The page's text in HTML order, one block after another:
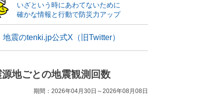
いざという時にあわてないために
確かな情報と行動で防災力アップ
地震のtenki.jp公式X（旧Twitter）
源地ごとの地震観測回数
期間：2026年04月30日～2026年08月08日